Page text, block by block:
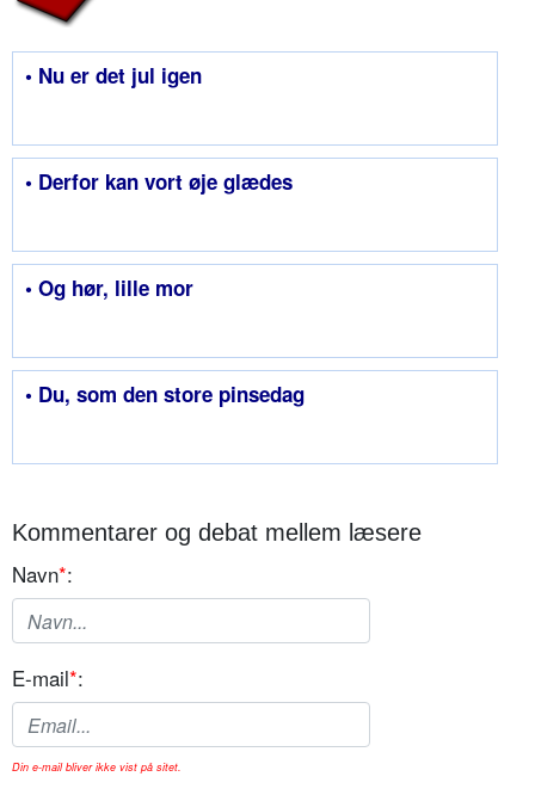
• Nu er det jul igen
• Derfor kan vort øje glædes
• Og hør, lille mor
• Du, som den store pinsedag
Kommentarer og debat mellem læsere
Navn*:
E-mail*:
Din e-mail bliver ikke vist på sitet.